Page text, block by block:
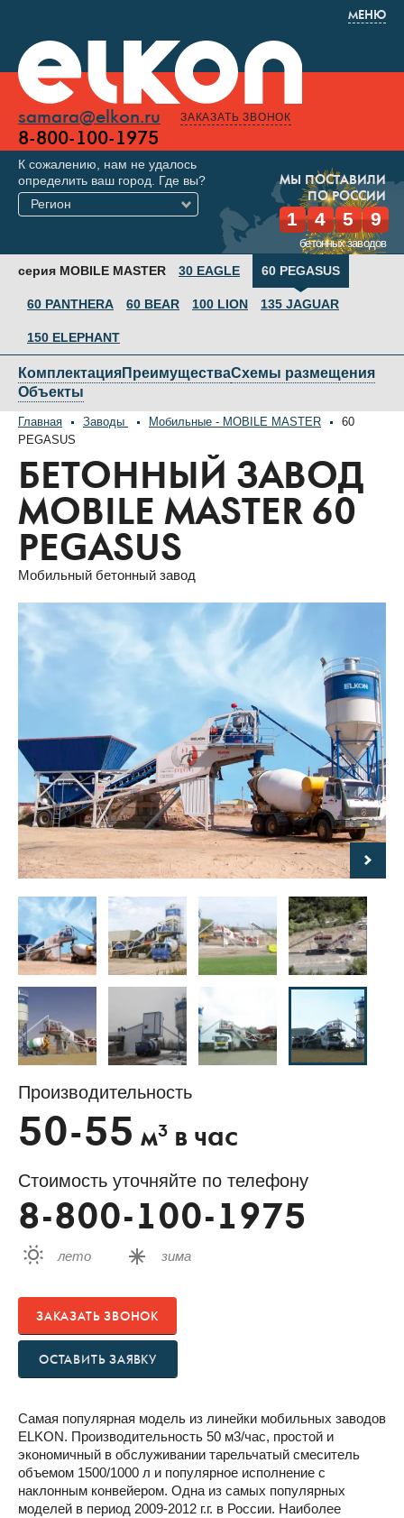
МЕНЮ
samara@elkon.ru
8-800-100-1975
ЗАКАЗАТЬ ЗВОНОК
МЫ ПОСТАВИЛИ
ПО РОССИИ
1 4 5 9
бетонных заводов
К сожалению, нам не удалось
определить ваш город. Где вы?
Регион
серия MOBILE MASTER 30 EAGLE 60 PEGASUS
60 PANTHERA 60 BEAR 100 LION 135 JAGUAR
150 ELEPHANT
КомплектацияПреимуществаСхемы размещения
Объекты
Главная Заводы Мобильные - MOBILE MASTER
60
PEGASUS
БЕТОННЫЙ ЗАВОД
MOBILE MASTER 60
PEGASUS
Мобильный бетонный завод
Производительность
50-55 м3 в час
Стоимость уточняйте по телефону
8-800-100-1975
лето зима
ЗАКАЗАТЬ ЗВОНОК
ОСТАВИТЬ ЗАЯВКУ
Самая популярная модель из линейки мобильных заводов
ELKON. Производительность 50 м3/час, простой и
экономичный в обслуживании тарельчатый смеситель
объемом 1500/1000 л и популярное исполнение с
наклонным конвейером. Одна из самых популярных
моделей в период 2009-2012 г.г. в России. Наиболее